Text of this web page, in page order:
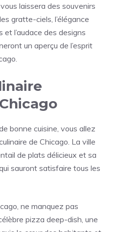
laissera des souvenirs
gratte-ciels, l’élégance
l’audace des designs
un aperçu de l’esprit
bonne cuisine, vous allez
de Chicago. La ville
de plats délicieux et sa
sauront satisfaire tous les
ne manquez pas
pizza deep-dish, une